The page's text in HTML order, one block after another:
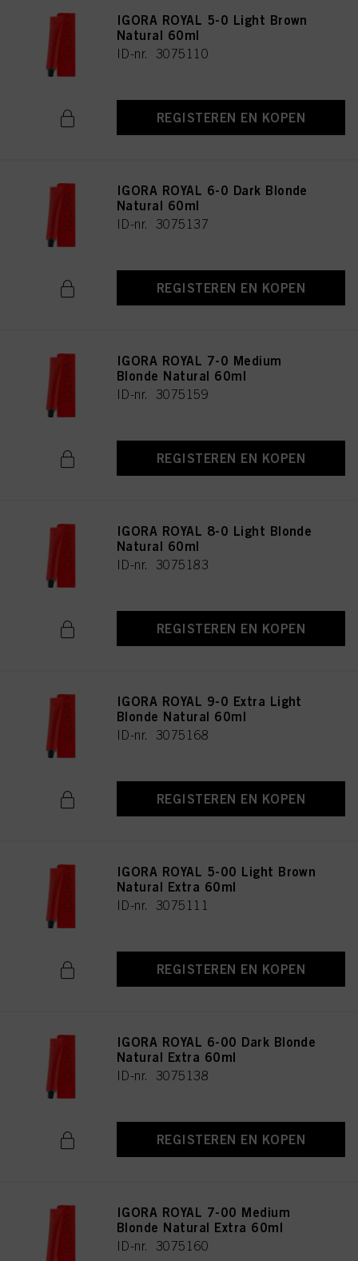
IGORA ROYAL 5-0 Light Brown
Natural 60ml
ID-nr. 3075110
REGISTEREN EN KOPEN
IGORA ROYAL 6-0 Dark Blonde
Natural 60ml
ID-nr. 3075137
REGISTEREN EN KOPEN
IGORA ROYAL 7-0 Medium
Blonde Natural 60ml
ID-nr. 3075159
REGISTEREN EN KOPEN
IGORA ROYAL 8-0 Light Blonde
Natural 60ml
ID-nr. 3075183
REGISTEREN EN KOPEN
IGORA ROYAL 9-0 Extra Light
Blonde Natural 60ml
ID-nr. 3075168
REGISTEREN EN KOPEN
IGORA ROYAL 5-00 Light Brown
Natural Extra 60ml
ID-nr. 3075111
REGISTEREN EN KOPEN
IGORA ROYAL 6-00 Dark Blonde
Natural Extra 60ml
ID-nr. 3075138
REGISTEREN EN KOPEN
IGORA ROYAL 7-00 Medium
Blonde Natural Extra 60ml
ID-nr. 3075160